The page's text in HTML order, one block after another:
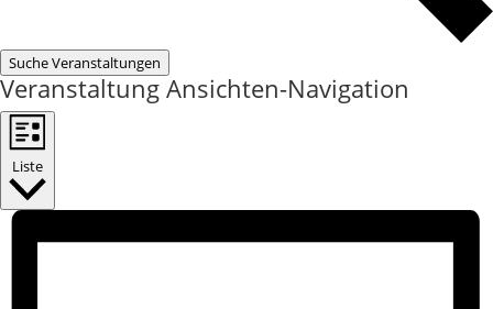
Suche Veranstaltungen
Veranstaltung Ansichten-Navigation
Liste